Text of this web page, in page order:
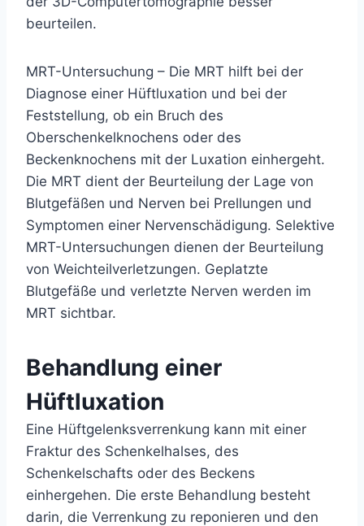
beurteilen.
MRT-Untersuchung – Die MRT hilft bei der
Diagnose einer Hüftluxation und bei der
Feststellung, ob ein Bruch des
Oberschenkelknochens oder des
Beckenknochens mit der Luxation einhergeht.
Die MRT dient der Beurteilung der Lage von
Blutgefäßen und Nerven bei Prellungen und
Symptomen einer Nervenschädigung. Selektive
MRT-Untersuchungen dienen der Beurteilung
von Weichteilverletzungen. Geplatzte
Blutgefäße und verletzte Nerven werden im
MRT sichtbar.
Behandlung einer
Hüftluxation
Eine Hüftgelenksverrenkung kann mit einer
Fraktur des Schenkelhalses, des
Schenkelschafts oder des Beckens
einhergehen. Die erste Behandlung besteht
darin, die Verrenkung zu reponieren und den